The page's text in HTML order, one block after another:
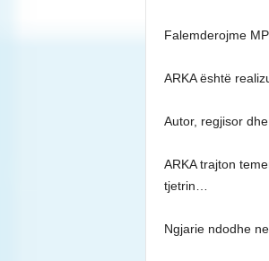
Falemderojme
ARKA është
Autor, regjisor
ARKA trajton
tjetrin…
Ngjarie ndodhe